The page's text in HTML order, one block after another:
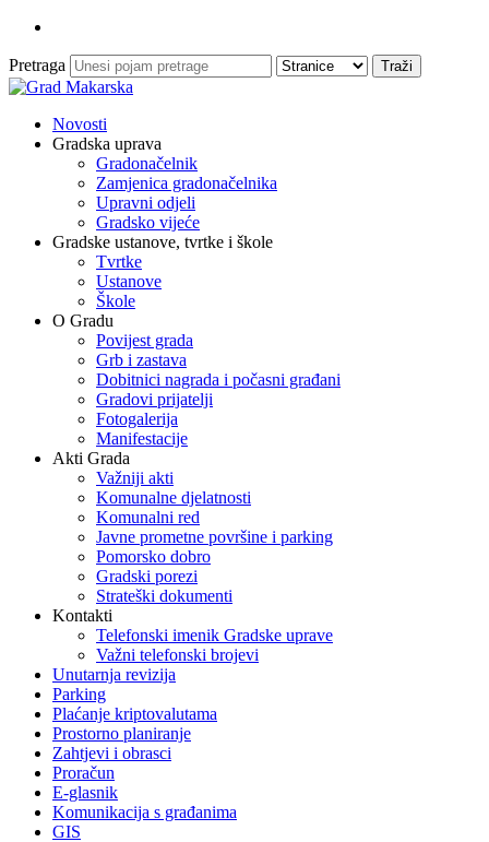
Pretraga
Novosti
Gradska uprava
Gradonačelnik
Zamjenica gradonačelnika
Upravni odjeli
Gradsko vijeće
Gradske ustanove, tvrtke i škole
Tvrtke
Ustanove
Škole
O Gradu
Povijest grada
Grb i zastava
Dobitnici nagrada i počasni građani
Gradovi prijatelji
Fotogalerija
Manifestacije
Akti Grada
Važniji akti
Komunalne djelatnosti
Komunalni red
Javne prometne površine i parking
Pomorsko dobro
Gradski porezi
Strateški dokumenti
Kontakti
Telefonski imenik Gradske uprave
Važni telefonski brojevi
Unutarnja revizija
Parking
Plaćanje kriptovalutama
Prostorno planiranje
Zahtjevi i obrasci
Proračun
E-glasnik
Komunikacija s građanima
GIS